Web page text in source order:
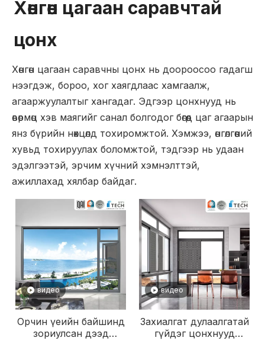
Хөнгөн цагаан саравчтай
цонх
Хөнгөн цагаан саравчны цонх нь доороосоо гадагш
нээгдэж, бороо, хог хаягдлаас хамгаалж,
агааржуулалтыг хангадаг. Эдгээр цонхнууд нь
өвөрмөц хэв маягийг санал болгодог бөгөөд цаг агаарын
янз бүрийн нөхцөлд тохиромжтой. Хэмжээ, өнгөлгөөний
хувьд тохируулах боломжтой, тэдгээр нь удаан
эдэлгээтэй, эрчим хүчний хэмнэлттэй,
ажиллахад хялбар байдаг.
видео
Орчин үеийн байшинд
зориулсан дээд
видео
Захиалгат дулаалгатай
гүйдэг цонхнууд